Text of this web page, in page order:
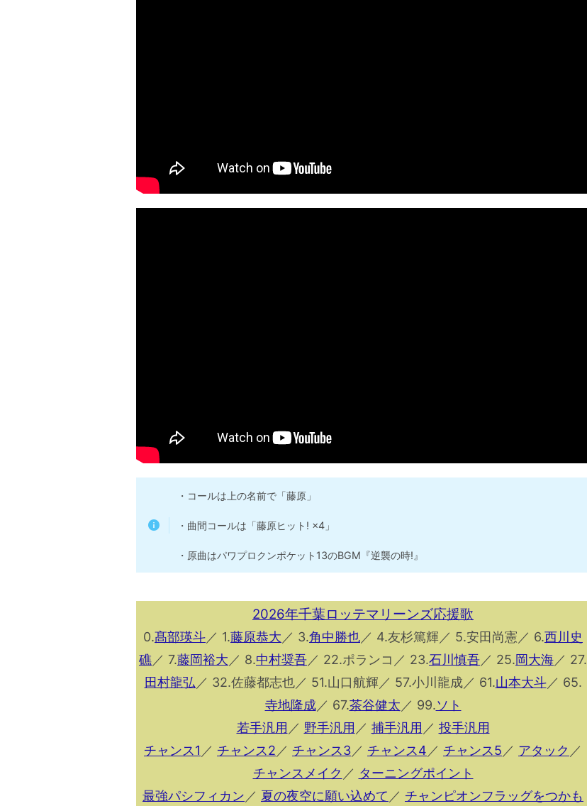
・コールは上の名前で「藤原」
・曲間コールは「藤原ヒット! ×4」
・原曲はパワプロクンポケット13のBGM『逆襲の時!』
2026年千葉ロッテマリーンズ応援歌
0.髙部瑛斗／ 1.藤原恭大／ 3.角中勝也／ 4.友杉篤輝／ 5.安田尚憲／ 6.西川史
礁／ 7.藤岡裕大／ 8.中村奨吾／ 22.ポランコ／ 23.石川慎吾／ 25.岡大海／ 27.
田村龍弘／ 32.佐藤都志也／ 51.山口航輝／ 57.小川龍成／ 61.山本大斗／ 65.
寺地隆成／ 67.茶谷健太／ 99.ソト
若手汎用 ／ 野手汎用 ／ 捕手汎用 ／ 投手汎用
チャンス1 ／ チャンス2／ チャンス3／ チャンス4／ チャンス5／ アタック ／
チャンスメイク ／ ターニングポイント
最強パシフィカン／ 夏の夜空に願い込めて ／ チャンピオンフラッグをつかも